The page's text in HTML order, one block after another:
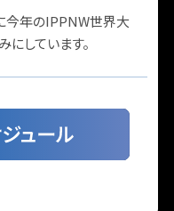
今年のIPPNW世界大
にしています。